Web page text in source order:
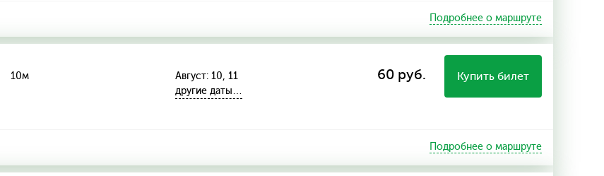
Подробнее о маршруте
10м
Август: 10, 11
другие даты…
60 руб. Купить билет
Подробнее о маршруте